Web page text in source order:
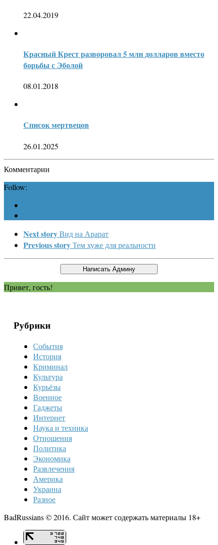
22.04.2019
Красный Крест разворовал 5 млн долларов вместо
борьбы с Эболой
08.01.2018
Список мертвецов
26.01.2025
Комментарии
Follow:
Next storyВид на Арарат
Previous storyТем хуже для реальности
Привет, гость!
Рубрики
События
История
Криминал
Культура
Курьёзы
Военное
Гаджеты
Интернет
Наука и техника
Отношения
Политика
Экономика
Развлечения
Америка
Украина
Разное
BadRussians © 2016. Сайт может содержать материалы 18+